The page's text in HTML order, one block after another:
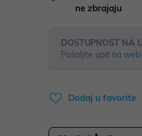
ne zbrajaju
DOSTUPNOST NA
Pošaljite upit na
Dodaj u favorite